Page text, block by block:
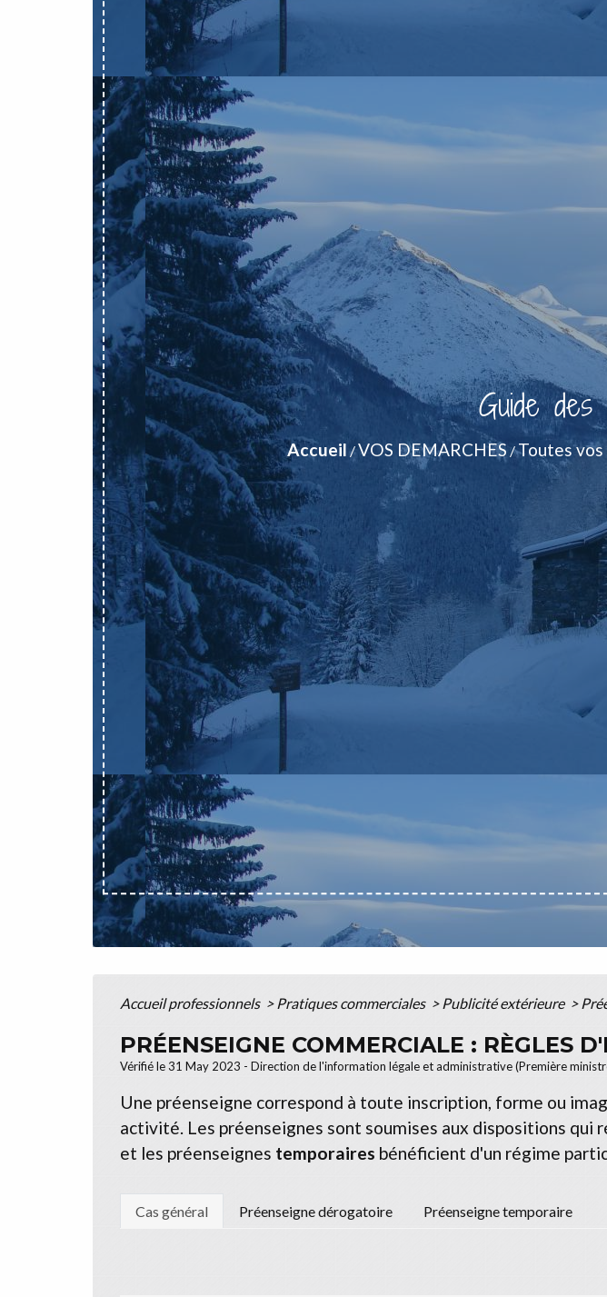
Guide des
Accueil/VOS DEMARCHES /Toutes vos
Accueil professionnels > Pratiques commerciales > Publicité extérieure >
PRÉENSEIGNE COMMERCIALE : RÈGLES
Vérifié le 31 May 2023 - Direction de l'information légale et administrative (Première
Une préenseigne correspond à toute inscription, forme ou
activité. Les préenseignes sont soumises aux dispositions qui
et les préenseignes temporaires bénéficient d'un régime
Cas général Préenseigne dérogatoire Préenseigne temporaire